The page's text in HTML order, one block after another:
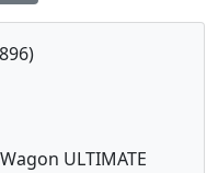
ULTIMATE